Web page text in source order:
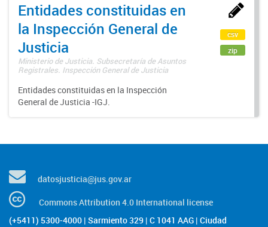
Entidades constituidas en
la Inspección General de
Justicia
Ministerio de Justicia. Subsecretaría de Asuntos
Registrales. Inspección General de Justicia
Entidades constituidas en la Inspección
General de Justicia -IGJ.
csv
zip
datosjusticia@jus.gov.ar
Commons Attribution 4.0 International license
(+5411) 5300-4000 | Sarmiento 329 | C 1041 AAG | Ciudad